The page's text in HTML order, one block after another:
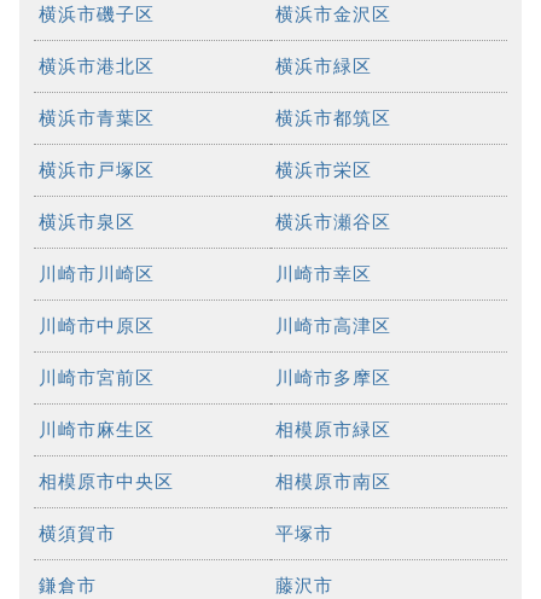
横浜市磯子区 横浜市金沢区
横浜市港北区 横浜市緑区
横浜市青葉区 横浜市都筑区
横浜市戸塚区 横浜市栄区
横浜市泉区 横浜市瀬谷区
川崎市川崎区 川崎市幸区
川崎市中原区 川崎市高津区
川崎市宮前区 川崎市多摩区
川崎市麻生区 相模原市緑区
相模原市中央区 相模原市南区
横須賀市 平塚市
鎌倉市 藤沢市